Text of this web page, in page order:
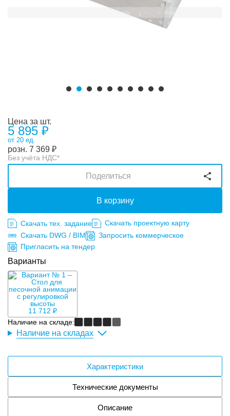
Цена за шт.
5 895 ₽
от 20 ед.
розн. 7 369 ₽
Без учёта НДС*
В корзину
Поделиться
Скачать тех. задание
Скачать проектную карту
Скачать DWG / BIM
Запросить коммерческое
Пригласить на тендер
Варианты
11 712 ₽
Наличие на складе:
Наличие на складах
Характеристики
Технические документы
Описание